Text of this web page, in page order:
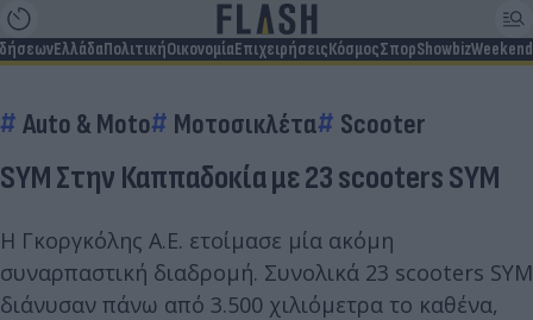
ΕλλάδαΠολιτικήΟικονομίαΕπιχειρήσειςΚόσμοςΣπορShowbizWeekend
Auto & Moto Μοτοσικλέτα Scooter
SYM Στην Καππαδοκία με 23 scooters SYM
Η Γκοργκόλης Α.Ε. ετοίμασε μία ακόμη
συναρπαστική διαδρομή. Συνολικά 23 scooters SYM
διάνυσαν πάνω από 3.500 χιλιόμετρα το καθένα,